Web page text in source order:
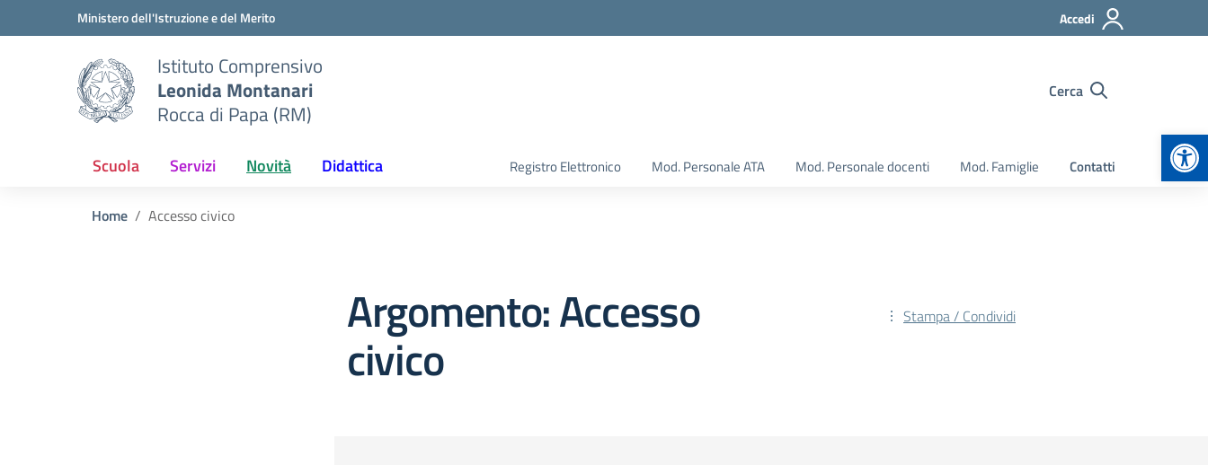
Vai ai contenuti
Vai al menu di navigazioneMinistero dell'Istruzione e del Merito Accedi
Istituto Comprensivo
Leonida Montanari
Rocca di Papa (RM)
Cerca
Scuola Servizi Novità Didattica Registro Elettronico Mod. Personale ATA Mod. Personale docenti Mod. Famiglie Contatti
Home Accesso civico
Argomento: Accesso
civico
Stampa / Condividi